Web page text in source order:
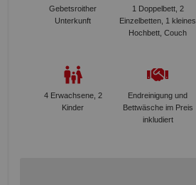
Gebetsroither
Unterkunft
1 Doppelbett, 2
Einzelbetten, 1 kleines
Hochbett, Couch
4 Erwachsene, 2
Kinder
Endreinigung und
Bettwäsche im Preis
inkludiert